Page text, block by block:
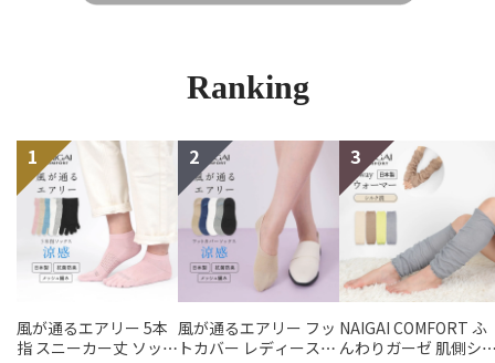
Ranking
風が通るエアリー 5本
指 スニーカー丈 ソック
風が通るエアリー フッ
トカバー レディース
NAIGAI COMFORT ふ
んわりガーゼ 肌側シ